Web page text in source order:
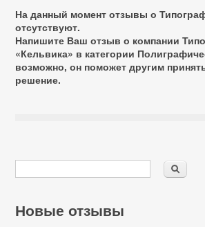
На данный момент отзывы о
отсутствуют.
Напишите Ваш отзыв о компании
«Кельвика» в категории
возможно, он поможет другим
решение.
Новые отзывы